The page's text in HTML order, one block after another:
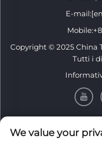
E-mail:
Mobile:
Copyright © 2025 China
Tutti i
We value your